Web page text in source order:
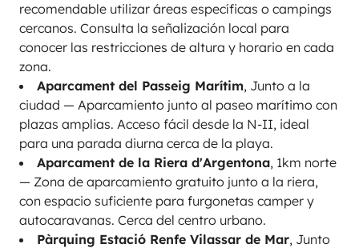
recomendable utilizar áreas específicas o campings
cercanos. Consulta la señalización local para
conocer las restricciones de altura y horario en cada
zona.
Aparcament del Passeig Marítim, Junto a la
ciudad — Aparcamiento junto al paseo marítimo con
plazas amplias. Acceso fácil desde la N-II, ideal
para una parada diurna cerca de la playa.
Aparcament de la Riera d'Argentona, 1km norte
— Zona de aparcamiento gratuito junto a la riera,
con espacio suficiente para furgonetas camper y
autocaravanas. Cerca del centro urbano.
Pàrquing Estació Renfe Vilassar de Mar, Junto